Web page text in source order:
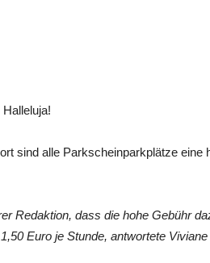
sind alle Parkscheinparkplätze
Redaktion, dass die hohe Gebühr
Euro je Stunde, antwortete